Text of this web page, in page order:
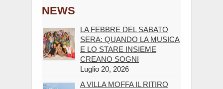
NEWS
LA FEBBRE DEL SABATO
SERA: QUANDO LA MUSICA
E LO STARE INSIEME
CREANO SOGNI
Luglio 20, 2026
A VILLA MOFFA IL RITIRO